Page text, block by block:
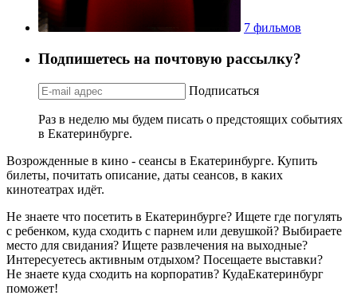
7 фильмов
Подпишетесь на почтовую рассылку?
Подписаться
Раз в неделю мы будем писать о предстоящих событиях
в Екатеринбурге.
Возрожденные в кино - сеансы в Екатеринбурге. Купить
билеты, почитать описание, даты сеансов, в каких
кинотеатрах идёт.
Не знаете что посетить в Екатеринбурге? Ищете где погулять
с ребенком, куда сходить с парнем или девушкой? Выбираете
место для свидания? Ищете развлечения на выходные?
Интересуетесь активным отдыхом? Посещаете выставки?
Не знаете куда сходить на корпоратив? КудаЕкатеринбург
поможет!